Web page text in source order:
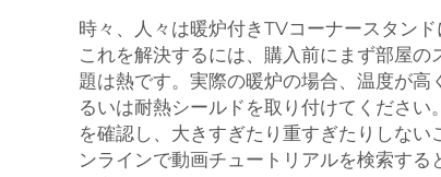
時々、人々は暖炉付きTVコーナースタン
これを解決するには、購入前にまず部屋
題は熱です。実際の暖炉の場合、温度が
るいは耐熱シールドを取り付けてくださ
を確認し、大きすぎたり重すぎたりしな
ンラインで動画チュートリアルを検索す